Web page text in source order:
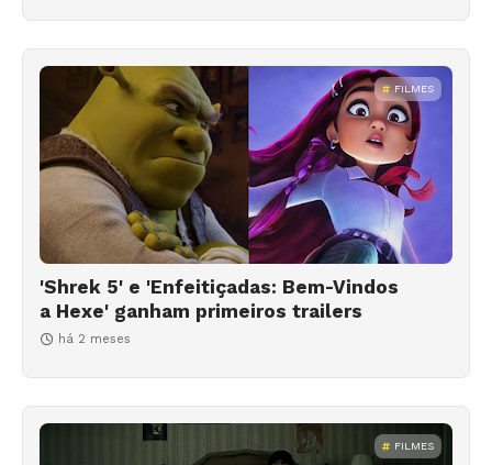
FILMES
'Shrek 5' e 'Enfeitiçadas: Bem-Vindos
a Hexe' ganham primeiros trailers
há 2 meses
FILMES